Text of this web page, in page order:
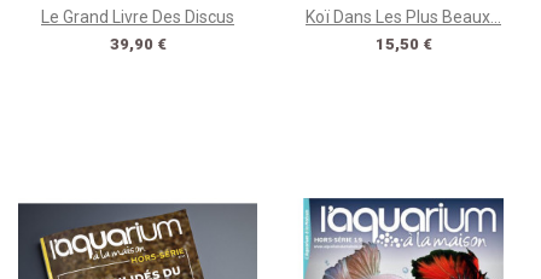
Le Grand Livre Des Discus
Prix
39,90 €
Koï Dans Les Plus Beaux...
Prix
15,50 €